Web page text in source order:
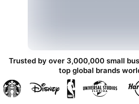
Trusted by over 3,000,000 small
top global brands